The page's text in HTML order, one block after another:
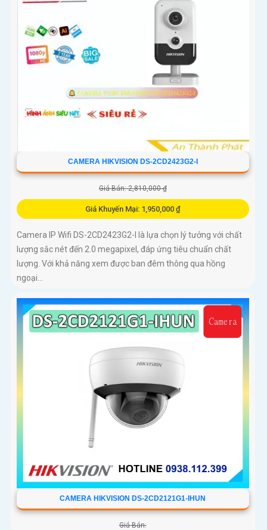
CAMERA HIKVISION DS-2CD2423G2-I
Giá Bán: 2,810,000 ₫
Giá Khuyến Mại: 1,950,000 ₫
Camera IP Wifi DS-2CD2423G2-I là lựa chọn lý tưởng với chất
lượng sắc nét đến 2.0 megapixel, đáp ứng tiêu chuẩn chất
lượng. Với khả năng xem được ban đêm thông qua hồng
ngoại...
CAMERA HIKVISION DS-2CD2121G1-IHUN
Giá Bán: